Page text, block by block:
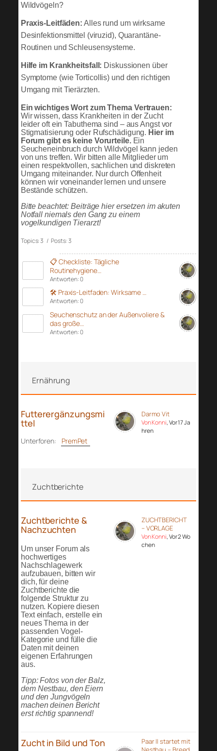
Wildvögeln?
Praxis-Leitfäden: Alles rund um wirksame
Desinfektionsmittel (viruzid), Quarantäne-
Routinen und Schleusensysteme.
Hilfe im Krankheitsfall: Diskussionen über
Symptome (wie Torticollis) und den richtigen
Umgang mit Tierärzten.
Ein wichtiges Wort zum Thema Vertrauen:
Wir wissen, dass Krankheiten in der Zucht
leider oft ein Tabuthema sind – aus Angst vor
Stigmatisierung oder Rufschädigung. Hier im
Forum gibt es keine Vorurteile.Ein
Seucheneinbruch durch Wildvögel kann jeden
von uns treffen. Wir bitten alle Mitglieder um
einen respektvollen, sachlichen und diskreten
Umgang miteinander. Nur durch Offenheit
können wir voneinander lernen und unsere
Bestände schützen.
Bitte beachtet: Beiträge hier ersetzen im akuten
Notfall niemals den Gang zu einem
vogelkundigen Tierarzt!
Topics: 3 / Posts: 3
📋 Checkliste: Tägliche
Routinehygiene…
Antworten: 0
🛠️ Praxis-Leitfaden: Wirksame …
Antworten: 0
Seuchenschutz an der Außenvoliere &
das große…
Antworten: 0
Ernährung
Futterergänzungsmi
ttel
Unterforen: PremPet
Darmo Vit
Von Konni, Vor 17 Ja
hren
Zuchtberichte
Zuchtberichte &
Nachzuchten
Um unser Forum als
hochwertiges
Nachschlagewerk
aufzubauen, bitten wir
dich, für deine
Zuchtberichte die
folgende Struktur zu
nutzen. Kopiere diesen
Text einfach, erstelle ein
neues Thema in der
passenden Vogel-
Kategorie und fülle die
Daten mit deinen
eigenen Erfahrungen
aus.
Tipp: Fotos von der Balz,
dem Nestbau, den Eiern
und den Jungvögeln
machen deinen Bericht
erst richtig spannend!
ZUCHTBERICHT
– VORLAGE
Von Konni, Vor 2 Wo
chen
Zucht in Bild und Ton
Paar II startet mit